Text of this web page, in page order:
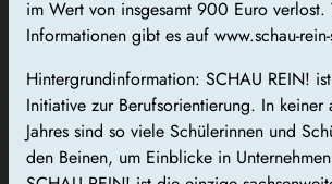
im Wert von insgesamt 900 Euro verlost.
Informationen gibt es auf www.schau-
Hintergrundinformation: SCHAU REIN!
Initiative zur Berufsorientierung. In
Jahres sind so viele Schülerinnen und
den Beinen, um Einblicke in